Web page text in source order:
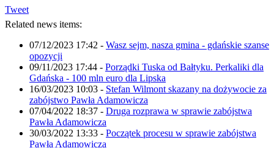
Tweet
Related news items:
07/12/2023 17:42 - Wasz sejm, nasza gmina - gdańskie szanse
opozycji
09/11/2023 17:44 - Porządki Tuska od Bałtyku. Perkaliki dla
Gdańska - 100 mln euro dla Lipska
16/03/2023 10:03 - Stefan Wilmont skazany na dożywocie za
zabójstwo Pawła Adamowicza
07/04/2022 18:37 - Druga rozprawa w sprawie zabójstwa
Pawła Adamowicza
30/03/2022 13:33 - Początek procesu w sprawie zabójstwa
Pawła Adamowicza